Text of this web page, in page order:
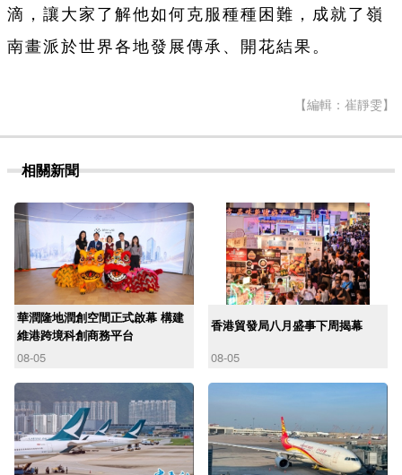
滴，讓大家了解他如何克服種種困難，成就了嶺
南畫派於世界各地發展傳承、開花結果。
【編輯：崔靜雯】
相關新聞
華潤隆地潤創空間正式啟幕 構建
維港跨境科創商務平台
08-05
香港貿發局八月盛事下周揭幕
08-05